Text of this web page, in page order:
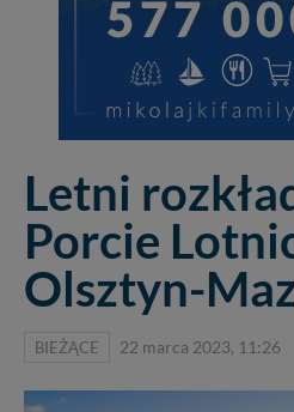
Letni
Porcie
Olsztyn-
BIEŻĄCE 22 marca 2023, 11:26